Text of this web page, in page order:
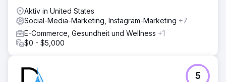
Aktiv in United States
Social-Media-Marketing, Instagram-Marketing +7
E-Commerce, Gesundheit und Wellness +1
$0 - $5,000
5